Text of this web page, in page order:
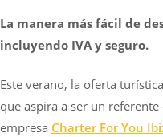
La manera más fácil de
incluyendo IVA y seguro.
Este verano, la oferta
que aspira a ser un
empresa Charter For You